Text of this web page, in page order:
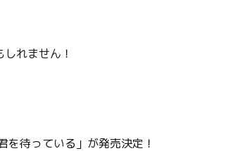
れません！
待っている」が発売決定！